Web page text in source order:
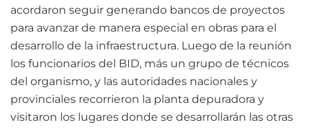
acordaron seguir generando bancos de proyectos
para avanzar de manera especial en obras para el
desarrollo de la infraestructura. Luego de la reunión
los funcionarios del BID, más un grupo de técnicos
del organismo, y las autoridades nacionales y
provinciales recorrieron la planta depuradora y
visitaron los lugares donde se desarrollarán las otras